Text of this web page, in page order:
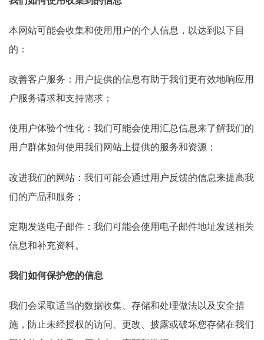
本网站可能会收集和使用用户的个人信息，以达到以下目
的：
改善客户服务：用户提供的信息有助于我们更有效地响应用
户服务请求和支持需求；
使用户体验个性化：我们可能会使用汇总信息来了解我们的
用户群体如何使用我们网站上提供的服务和资源；
改进我们的网站：我们可能会通过用户反馈的信息来提高我
们的产品和服务；
定期发送电子邮件：我们可能会使用电子邮件地址发送相关
信息和补充资料。
我们如何保护您的信息
我们会采取适当的数据收集、存储和处理做法以及安全措
施，防止未经授权的访问、更改、披露或破坏您存储在我们